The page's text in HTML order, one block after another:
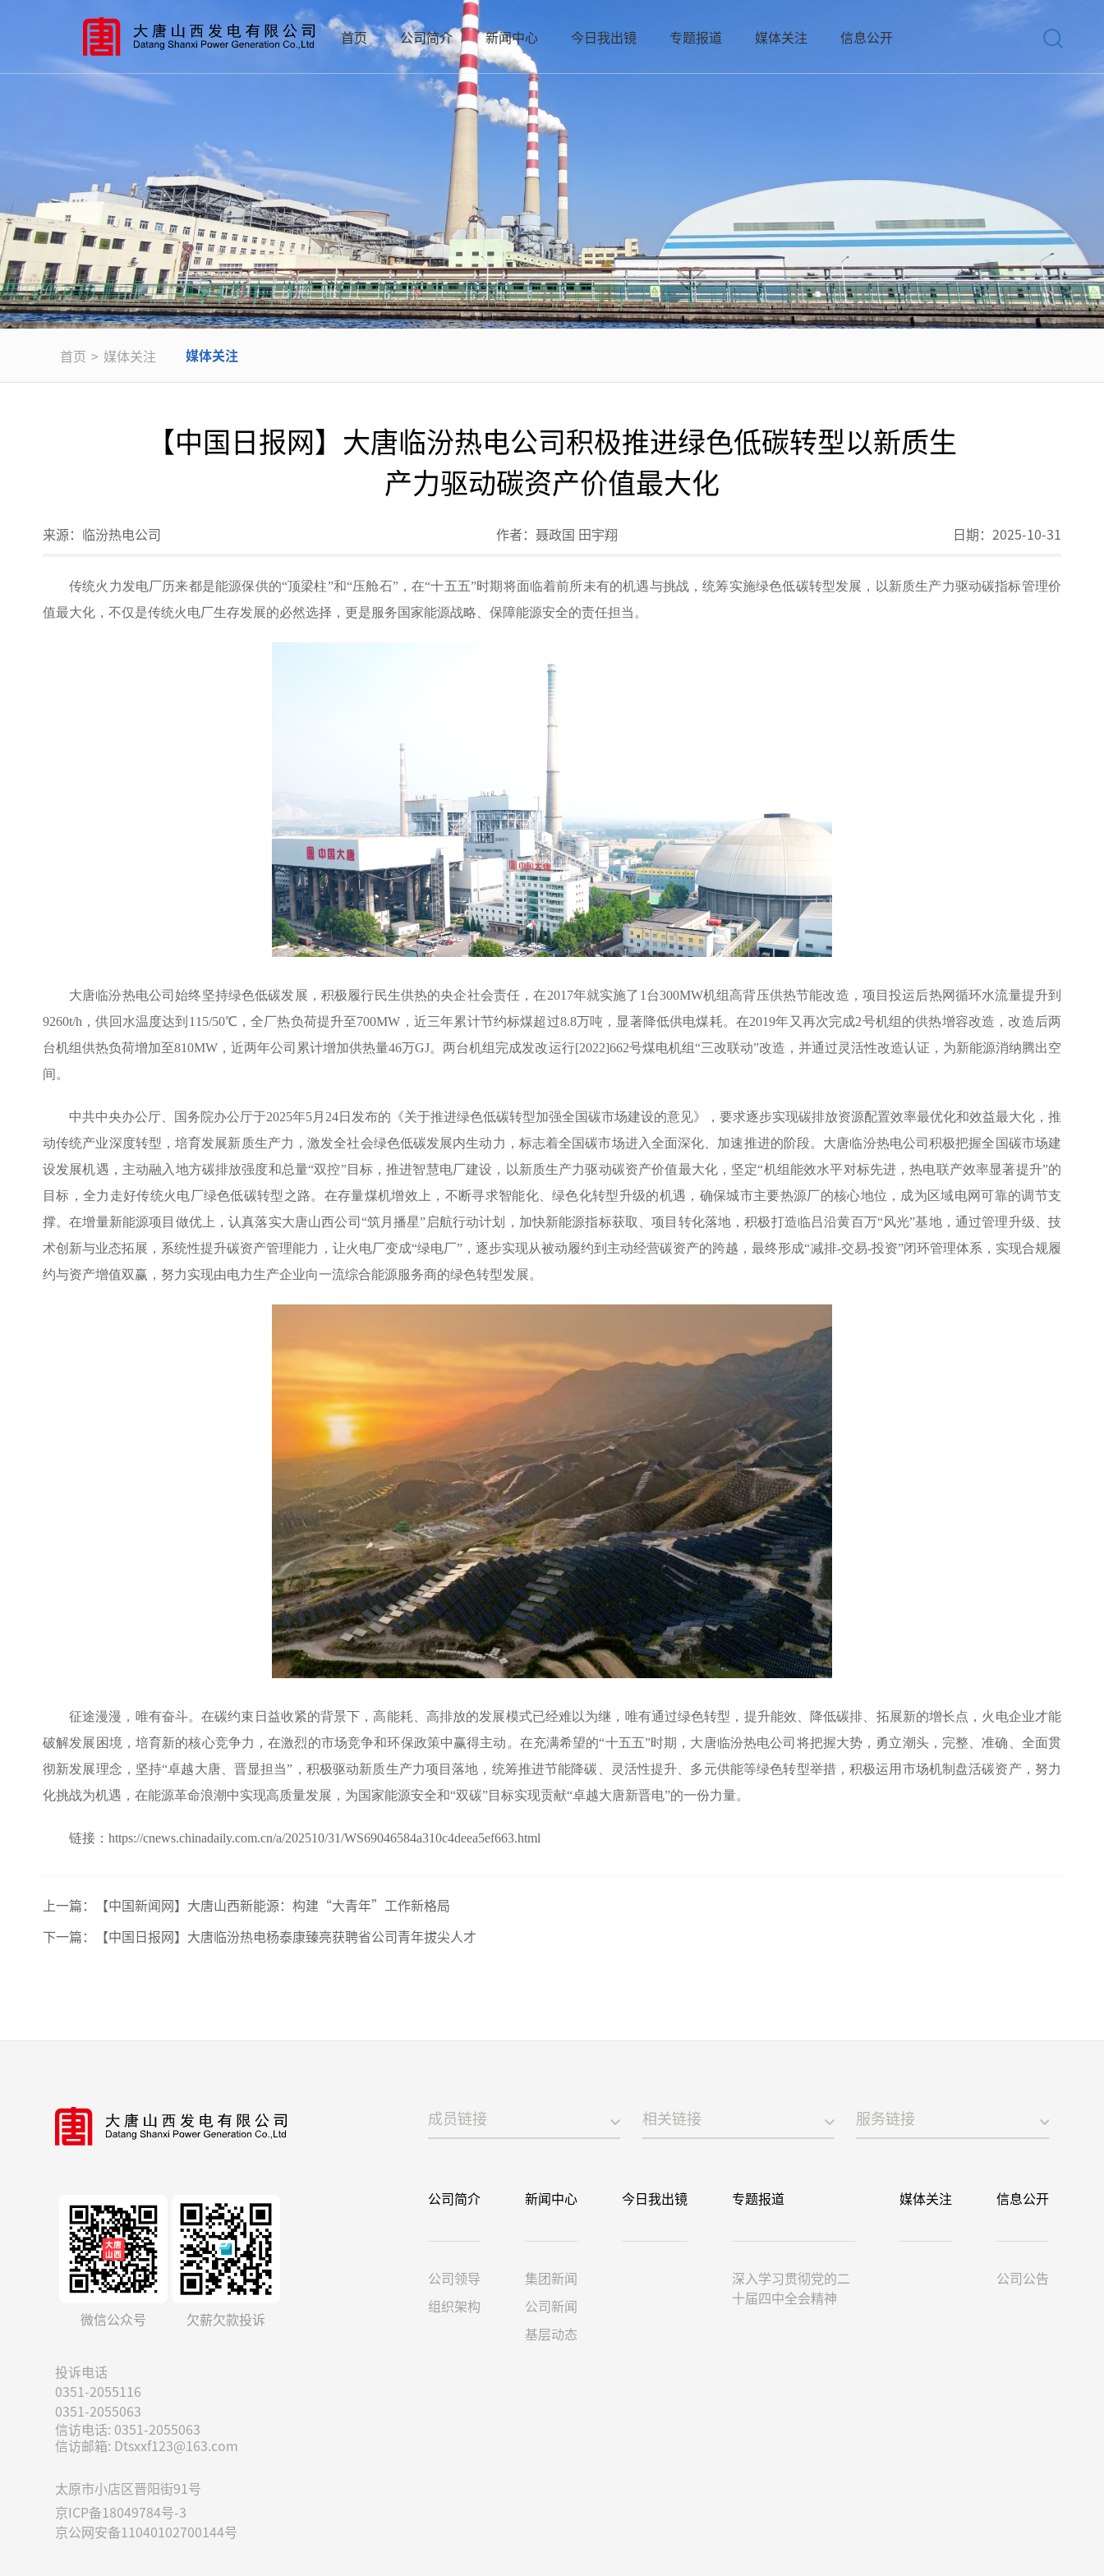
首页 公司简介 新闻中心 今日我出镜 专题报道 媒体关注 信息公开
首页 > 媒体关注 媒体关注
【中国日报网】大唐临汾热电公司积极推进绿色低碳转型以新质生
产力驱动碳资产价值最大化
来源： 临汾热电公司 作者： 聂政国 田宇翔 日期： 2025-10-31
传统火力发电厂历来都是能源保供的“顶梁柱”和“压舱石”，在“十五五”时期将面临着前所未有的机遇与挑战，统筹实施绿色低碳转型发展，以新质生产力驱动碳指标管理价
值最大化，不仅是传统火电厂生存发展的必然选择，更是服务国家能源战略、保障能源安全的责任担当。
大唐临汾热电公司始终坚持绿色低碳发展，积极履行民生供热的央企社会责任，在2017年就实施了1台300MW机组高背压供热节能改造，项目投运后热网循环水流量提升到
9260t/h，供回水温度达到115/50℃，全厂热负荷提升至700MW，近三年累计节约标煤超过8.8万吨，显著降低供电煤耗。在2019年又再次完成2号机组的供热增容改造，改造后两
台机组供热负荷增加至810MW，近两年公司累计增加供热量46万GJ。两台机组完成发改运行[2022]662号煤电机组“三改联动”改造，并通过灵活性改造认证，为新能源消纳腾出空
间。
中共中央办公厅、国务院办公厅于2025年5月24日发布的《关于推进绿色低碳转型加强全国碳市场建设的意见》，要求逐步实现碳排放资源配置效率最优化和效益最大化，推
动传统产业深度转型，培育发展新质生产力，激发全社会绿色低碳发展内生动力，标志着全国碳市场进入全面深化、加速推进的阶段。大唐临汾热电公司积极把握全国碳市场建
设发展机遇，主动融入地方碳排放强度和总量“双控”目标，推进智慧电厂建设，以新质生产力驱动碳资产价值最大化，坚定“机组能效水平对标先进，热电联产效率显著提升”的
目标，全力走好传统火电厂绿色低碳转型之路。在存量煤机增效上，不断寻求智能化、绿色化转型升级的机遇，确保城市主要热源厂的核心地位，成为区域电网可靠的调节支
撑。在增量新能源项目做优上，认真落实大唐山西公司“筑月播星”启航行动计划，加快新能源指标获取、项目转化落地，积极打造临吕沿黄百万“风光”基地，通过管理升级、技
术创新与业态拓展，系统性提升碳资产管理能力，让火电厂变成“绿电厂”，逐步实现从被动履约到主动经营碳资产的跨越，最终形成“减排-交易-投资”闭环管理体系，实现合规履
约与资产增值双赢，努力实现由电力生产企业向一流综合能源服务商的绿色转型发展。
征途漫漫，唯有奋斗。在碳约束日益收紧的背景下，高能耗、高排放的发展模式已经难以为继，唯有通过绿色转型，提升能效、降低碳排、拓展新的增长点，火电企业才能
破解发展困境，培育新的核心竞争力，在激烈的市场竞争和环保政策中赢得主动。在充满希望的“十五五”时期，大唐临汾热电公司将把握大势，勇立潮头，完整、准确、全面贯
彻新发展理念，坚持“卓越大唐、晋显担当”，积极驱动新质生产力项目落地，统筹推进节能降碳、灵活性提升、多元供能等绿色转型举措，积极运用市场机制盘活碳资产，努力
化挑战为机遇，在能源革命浪潮中实现高质量发展，为国家能源安全和“双碳”目标实现贡献“卓越大唐新晋电”的一份力量。
链接：https://cnews.chinadaily.com.cn/a/202510/31/WS69046584a310c4deea5ef663.html
上一篇：
【中国新闻网】大唐山西新能源：构建“大青年”工作新格局
下一篇：
【中国日报网】大唐临汾热电杨泰康臻亮获聘省公司青年拔尖人才
微信公众号 欠薪欠款投诉
投诉电话
0351-2055116
0351-2055063
信访电话: 0351-2055063
信访邮箱: Dtsxxf123@163.com
太原市小店区晋阳街91号
京ICP备18049784号-3
京公网安备11040102700144号
成员链接 相关链接 服务链接
公司简介
公司领导
组织架构
新闻中心
集团新闻
公司新闻
基层动态
今日我出镜 专题报道
深入学习贯彻党的二
十届四中全会精神
媒体关注 信息公开
公司公告